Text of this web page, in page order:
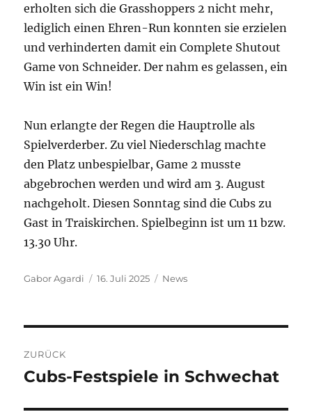
erholten sich die Grasshoppers 2 nicht mehr,
lediglich einen Ehren-Run konnten sie erzielen
und verhinderten damit ein Complete Shutout
Game von Schneider. Der nahm es gelassen, ein
Win ist ein Win!
Nun erlangte der Regen die Hauptrolle als
Spielverderber. Zu viel Niederschlag machte
den Platz unbespielbar, Game 2 musste
abgebrochen werden und wird am 3. August
nachgeholt. Diesen Sonntag sind die Cubs zu
Gast in Traiskirchen. Spielbeginn ist um 11 bzw.
13.30 Uhr.
Autor
Gabor Agardi
Veröffentlicht
16. Juli 2025 Kategorien
News
ZURÜCK
Vorheriger
Cubs-Festspiele in Schwechat